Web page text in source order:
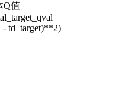
Q值
- td_target)**2)